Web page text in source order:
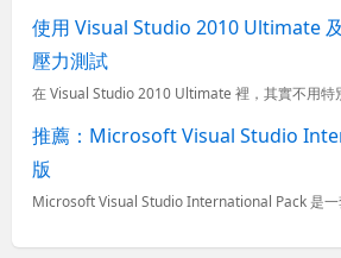
使用 Visual Studio 2010 Ultimate
壓力測試
推薦：Microsoft Visual Studio
版